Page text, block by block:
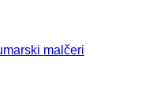
malčeri